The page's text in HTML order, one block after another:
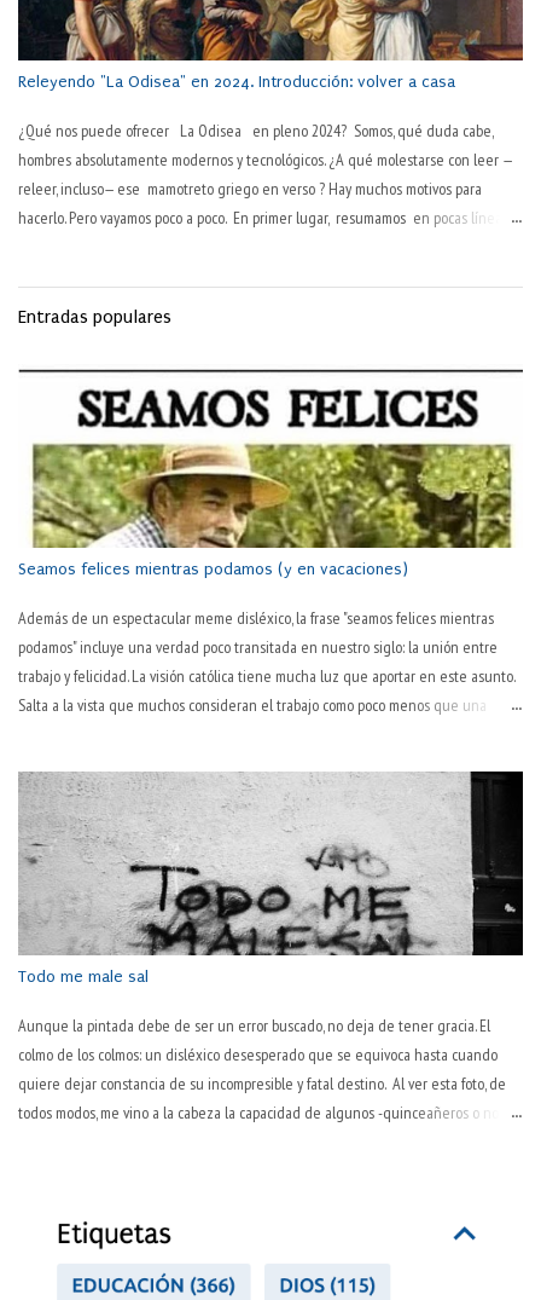
al rey de nombre impronunciable (Nabucodonosor) el sentido de uno de sus
sueños más perturbadores. Es importante tener presente el significado de la
metáf...
Releyendo "La Odisea" en 2024. Introducción: volver a casa
¿Qué nos puede ofrecer La Odisea en pleno 2024? Somos, qué duda cabe,
hombres absolutamente modernos y tecnológicos. ¿A qué molestarse con leer —
releer, incluso— ese mamotreto griego en verso ? Hay muchos motivos para
hacerlo. Pero vayamos poco a poco. En primer lugar, resumamos en pocas líneas
héroe griego Odiseo (al modo latino, Ulises). Además de haber luchado diez años
en esa guerra, Odiseo tarda otros diez más en regresar a la isla de Ítaca, de la
su esposa Penélope —prototipo clásico de mujer activamente fiel— han de tolerar
en su palacio a los pretendientes que habían dado por muerto a Odiseo, y que se
dedicaban a consumir los bienes de la familia. Se...
Entradas populares
Seamos felices mientras podamos (y en vacaciones)
Además de un espectacular meme disléxico, la frase "seamos felices mientras
podamos" incluye una verdad poco transitada en nuestro siglo: la unión entre
trabajo y felicidad. La visión católica tiene mucha luz que aportar en este asunto.
Salta a la vista que muchos consideran el trabajo como poco menos que una
trabajo, todos lo sabemos. El hablar normal —y quizás ya poco habitual— así lo
sugiere: "este pantalón lo tienes ya muy trabajado; cámbiatelo". El trabajo
desgasta. ¿Pero es lo único que hace? Es más, ¿es lo que consigue de modo
primario? ¿No será ese desgaste una consecuencia habitual pero no necesaria
en su esencia, sino algo debido a la inevitable corporalidad y temporalidad? Por
pasos, que la sociedad actual es tozuda. "La pasión es el motor del trabajo" Así lo
decía Pep Guardiola,...
Todo me male sal
Aunque la pintada debe de ser un error buscado, no deja de tener gracia. El
colmo de los colmos: un disléxico desesperado que se equivoca hasta cuando
quiere dejar constancia de su incompresible y fatal destino. Al ver esta foto, de
todos modos, me vino a la cabeza la capacidad de algunos -quinceañeros o no- de
personas así. Dos, como mínimo. Los primeros lo hacen por llamar la atención, por
autoestima baja) tienen las gafas oscurecidas y todo lo que ven es oscuro y torpe: